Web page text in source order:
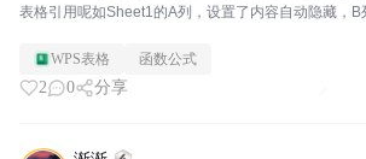
表格引用呢如Sheet1的A列，设置了内容自动隐藏，
引用，请问怎么不能被引用的问题呀
WPS表格 函数公式
2 0 分享